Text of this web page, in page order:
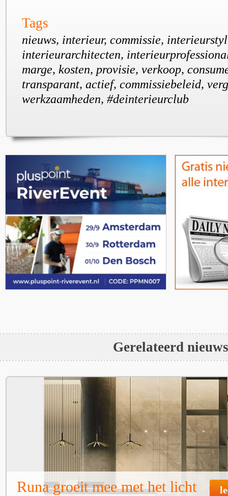
Tags
nieuws, interieur, commissie,
interieurarchitecten,
marge, kosten, provisie, verkoop,
transparant, actief, commissiebeleid,
werkzaamheden, #deinterieurclub
Gerelateerd nieuws
Runa groeit mee met het licht